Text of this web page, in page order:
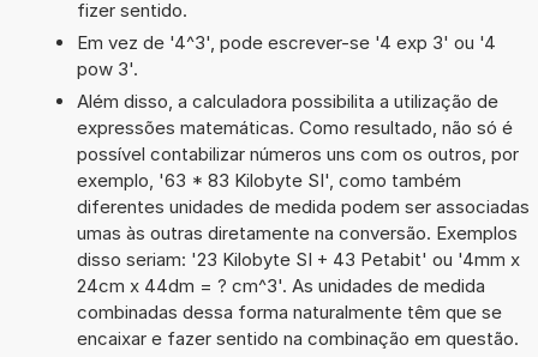
fizer sentido.
Em vez de '4^3', pode escrever-se '4 exp 3' ou '4
pow 3'.
Além disso, a calculadora possibilita a utilização de
expressões matemáticas. Como resultado, não só é
possível contabilizar números uns com os outros, por
exemplo, '63 * 83 Kilobyte SI', como também
diferentes unidades de medida podem ser associadas
umas às outras diretamente na conversão. Exemplos
disso seriam: '23 Kilobyte SI + 43 Petabit' ou '4mm x
24cm x 44dm = ? cm^3'. As unidades de medida
combinadas dessa forma naturalmente têm que se
encaixar e fazer sentido na combinação em questão.